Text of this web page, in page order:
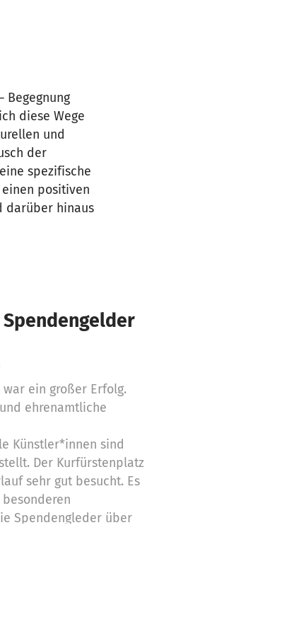
Begegnung
diese Wege
und
der
spezifische
positiven
darüber hinaus
Spendengelder
war ein großer Erfolg.
ehrenamtliche
Künstler*innen sind
Der Kurfürstenplatz
sehr gut besucht. Es
Spendengleder über
(Getränke und
Toilettenmietung